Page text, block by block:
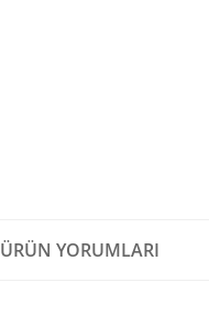
ÜRÜN YORUMLARI